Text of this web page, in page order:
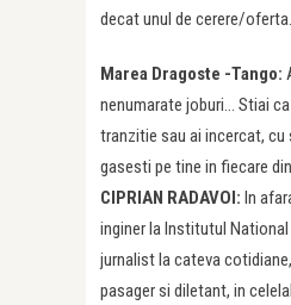
decat unul de cerere/oferta.
Marea Dragoste -Tango:
nenumarate joburi… Stiai
tranzitie sau ai incercat,
gasesti pe tine in fiecare
CIPRIAN RADAVOI: In
inginer la Institutul
jurnalist la cateva
pasager si diletant, in